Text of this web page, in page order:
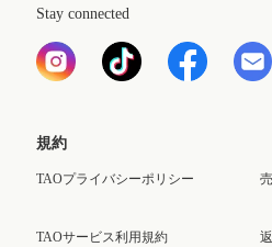
Stay connected
規約
TAOプライバシーポリシー
TAOサービス利用規約